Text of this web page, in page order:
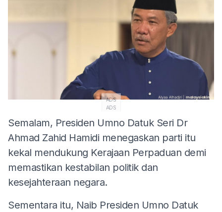
ADS
ADS
Semalam, Presiden Umno Datuk Seri Dr
Ahmad Zahid Hamidi menegaskan parti itu
kekal mendukung Kerajaan Perpaduan demi
memastikan kestabilan politik dan
kesejahteraan negara.
Sementara itu, Naib Presiden Umno Datuk